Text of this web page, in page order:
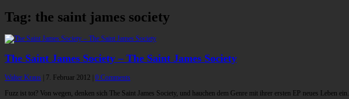
Tag: the saint james society
The Saint James Society – The Saint James Society
Walter Kraus 7. Februar 2012
0 Comments
Fuzz ist tot? Von wegen, denken sich The Saint James Society, und hauchen dem Genre mit ihrer ersten EP neues Leben ein.